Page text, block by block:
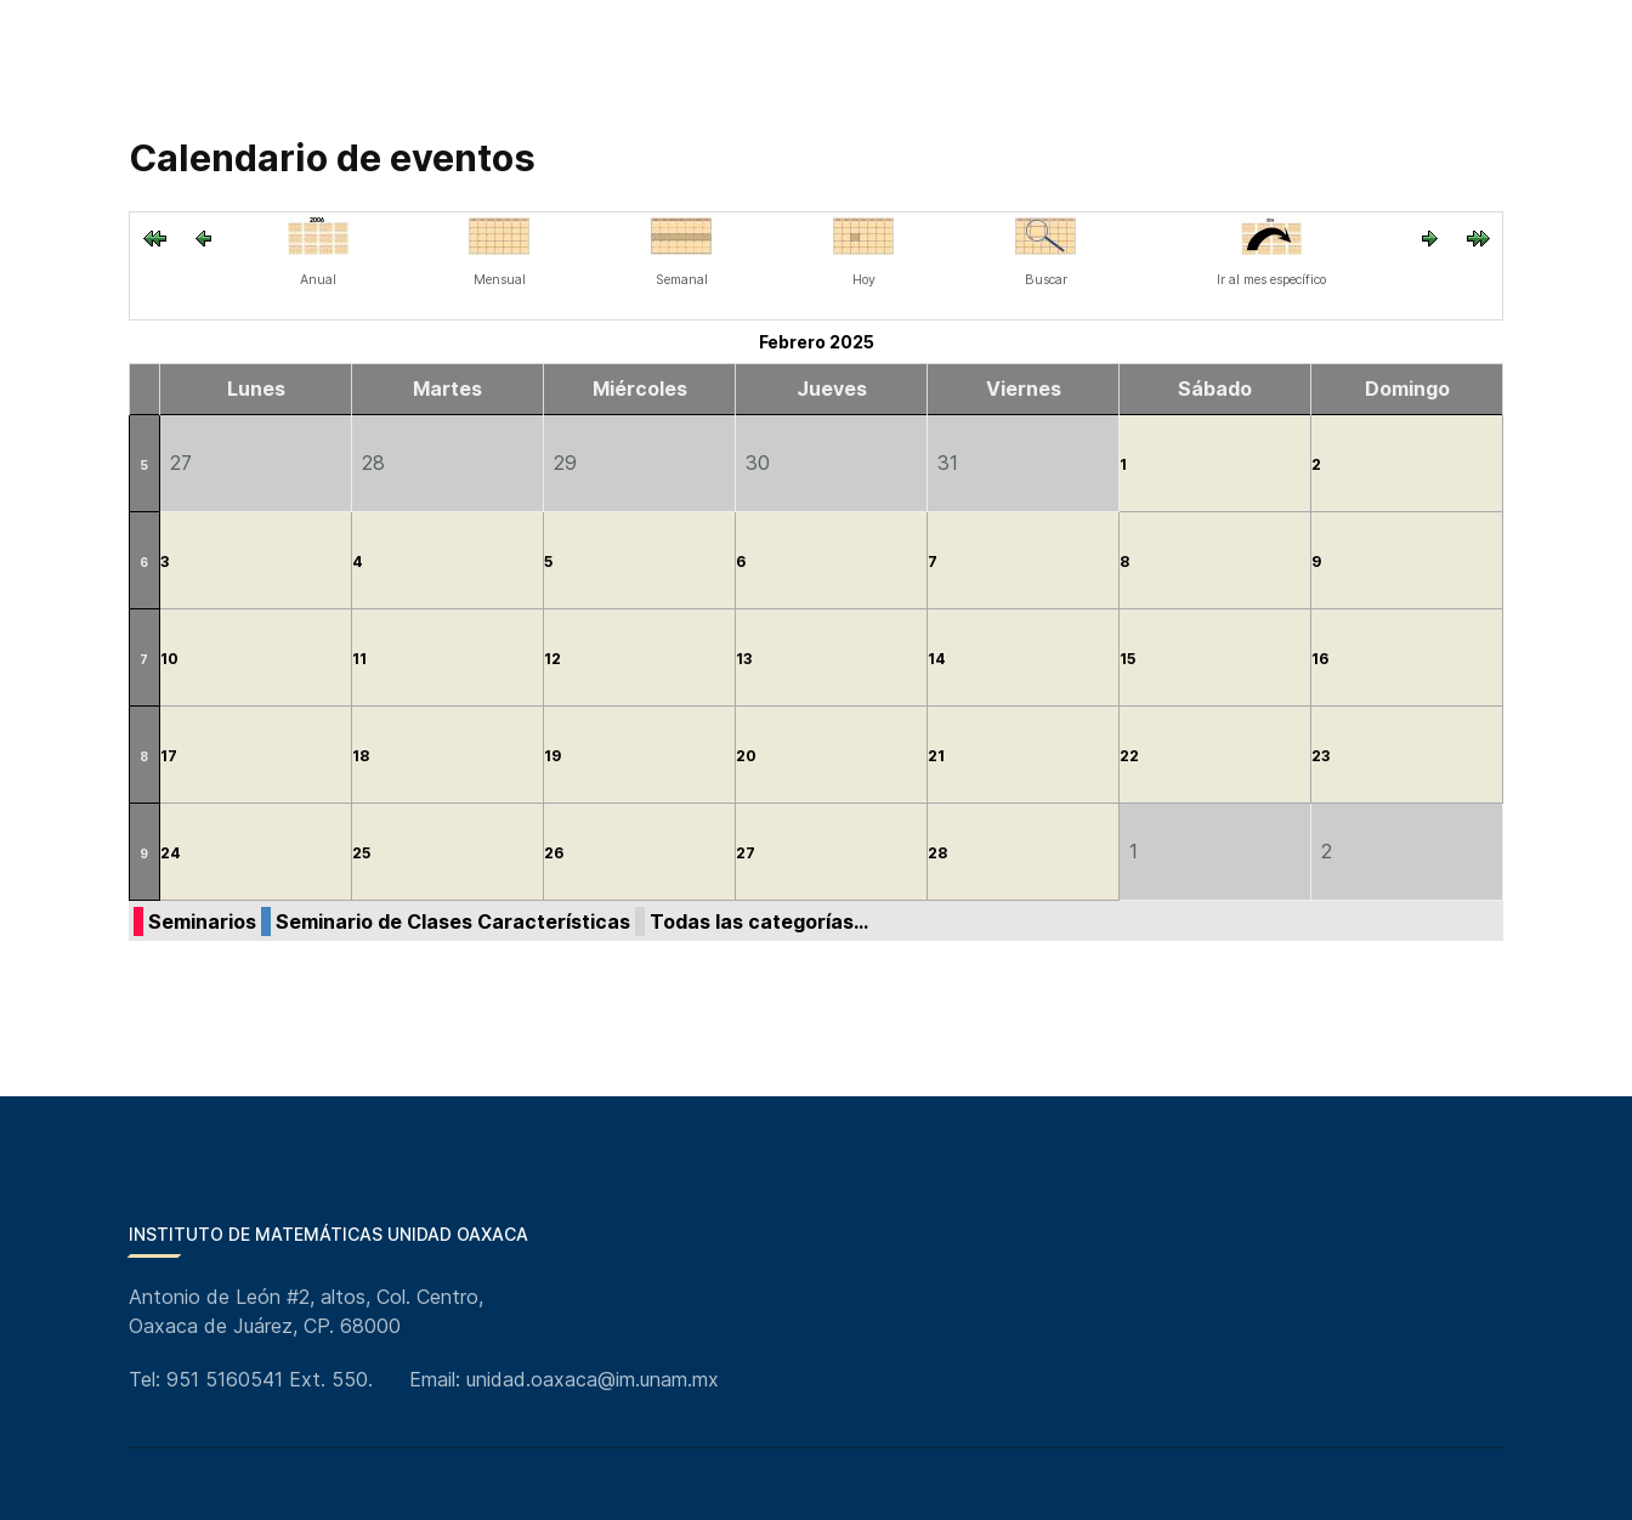
Calendario de eventos
Anual Mensual Semanal Hoy Buscar Ir al mes específico
Febrero 2025
Lunes Martes Miércoles Jueves Viernes Sábado Domingo
5 27 28 29 30 31 1 2
6 3 4 5 6 7 8 9
7 10 11 12 13 14 15 16
8 17 18 19 20 21 22 23
9 24 25 26 27 28 1 2
Seminarios Seminario de Clases Características Todas las categorías...
INSTITUTO DE MATEMÁTICAS UNIDAD OAXACA
Antonio de León #2, altos, Col. Centro,
Oaxaca de Juárez, CP. 68000
Tel: 951 5160541 Ext. 550. Email: unidad.oaxaca@im.unam.mx